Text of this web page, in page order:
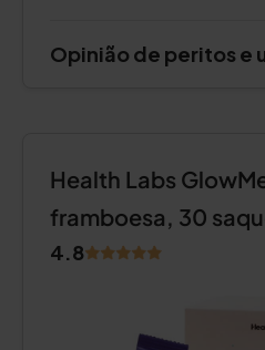
Opinião de peritos e
Health Labs
framboesa, 30
4.8